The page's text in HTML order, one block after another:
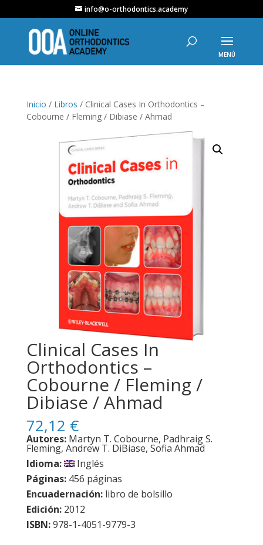
info@o-orthodontics.academy
Inicio / Libros / Clinical Cases In Orthodontics –
Cobourne / Fleming / Dibiase / Ahmad
Clinical Cases In
Orthodontics –
Cobourne / Fleming /
Dibiase / Ahmad
72,12 €
Autores:Martyn T. Cobourne, Padhraig S.
Fleming, Andrew T. DiBiase, Sofia Ahmad
Idioma:
Inglés
Páginas:456 páginas
Encuadernación:libro de bolsillo
Edición:2012
ISBN:978-1-4051-9779-3